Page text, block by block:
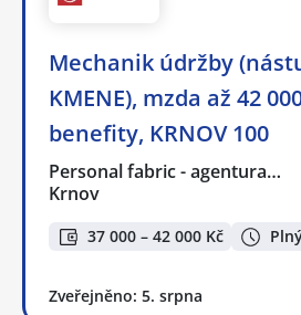
Mechanik údržby
KMENE), mzda až 42
benefity, KRNOV 100
Personal fabric - agentura…
Krnov
37 000 – 42 000 Kč
Zveřejněno: 5. srpna